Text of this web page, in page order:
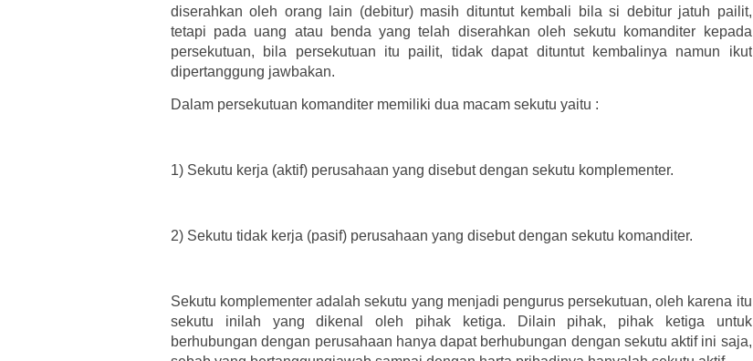
diserahkan oleh orang lain (debitur) masih dituntut kembali bila si debitur jatuh pailit,
tetapi pada uang atau benda yang telah diserahkan oleh sekutu komanditer kepada
persekutuan, bila persekutuan itu pailit, tidak dapat dituntut kembalinya namun ikut
dipertanggung jawbakan.
Dalam persekutuan komanditer memiliki dua macam sekutu yaitu :
1) Sekutu kerja (aktif) perusahaan yang disebut dengan sekutu komplementer.
2) Sekutu tidak kerja (pasif) perusahaan yang disebut dengan sekutu komanditer.
Sekutu komplementer adalah sekutu yang menjadi pengurus persekutuan, oleh karena itu
sekutu inilah yang dikenal oleh pihak ketiga. Dilain pihak, pihak ketiga untuk
berhubungan dengan perusahaan hanya dapat berhubungan dengan sekutu aktif ini saja,